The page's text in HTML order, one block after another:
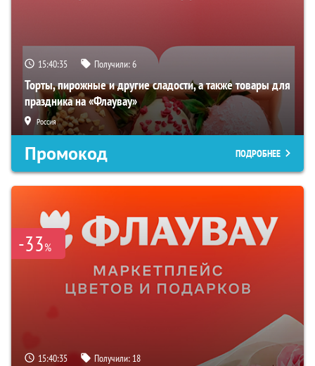
15:40:34 Получили:6
Торты, пирожные и другие сладости, а также товары для
праздника на «Флаувау»
Россия
Промокод ПОДРОБНЕЕ
-33%
15:40:34 Получили: 18